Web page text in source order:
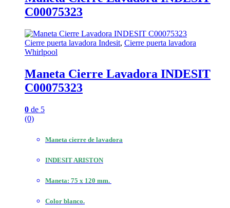
C00075323
Cierre puerta lavadora Indesit, Cierre puerta lavadora
Whirlpool
Maneta Cierre Lavadora INDESIT
C00075323
0 de 5
(0)
Maneta cierre de lavadora
INDESIT ARISTON
Maneta: 75 x 120 mm.
Color blanco.